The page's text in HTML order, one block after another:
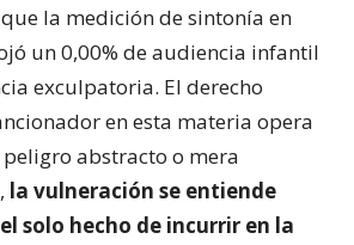
la medición de sintonía en
un 0,00% de audiencia infantil
exculpatoria. El derecho
en esta materia opera
abstracto o mera
la vulneración se entiende
solo hecho de incurrir en la